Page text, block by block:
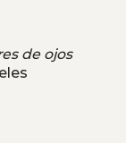
de ojos